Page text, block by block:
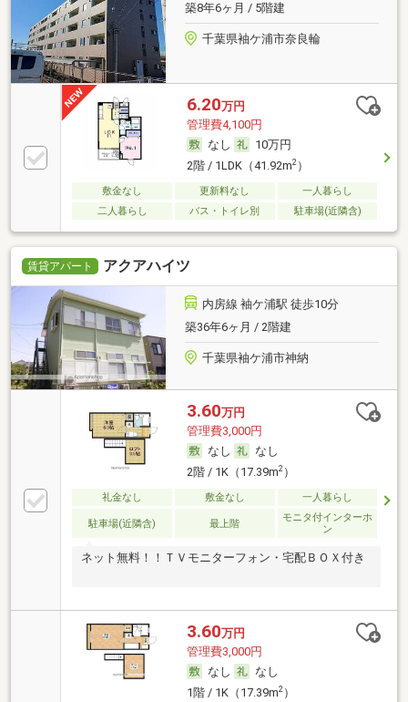
築8年6ヶ月 / 5階建
千葉県袖ケ浦市奈良輪
6.20万円
管理費4,100円
なし
10万円
2階 / 1LDK（41.92m2）
敷金なし 更新料なし
一人暮らし
二人暮らし
バス・トイレ別 駐車場(近隣含)
賃貸アパート アクアハイツ
内房線 袖ケ浦駅 徒歩10分
築36年6ヶ月 / 2階建
千葉県袖ケ浦市神納
3.60万円
管理費3,000円
なし
なし
2階 / 1K（17.39m2）
礼金なし 敷金なし 一人暮らし
駐車場(近隣含) 最上階
モニタ付インターホ
ン
ネット無料！！ＴＶモニターフォン・宅配ＢＯＸ付き
3.60万円
管理費3,000円
なし
なし
1階 / 1K（17.39m2）